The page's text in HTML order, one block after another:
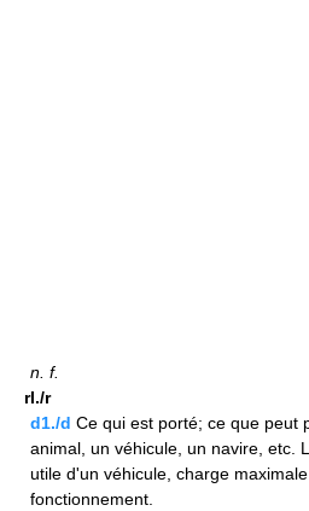
n. f.
rI./r
d1./d Ce qui est porté; ce que peut
animal, un véhicule, un navire, etc.
utile d'un véhicule, charge
fonctionnement.